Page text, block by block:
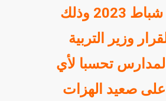
في 21 شباط 2023 وذلك
وزير التربية
تحسبا لأي
صعيد الهزات